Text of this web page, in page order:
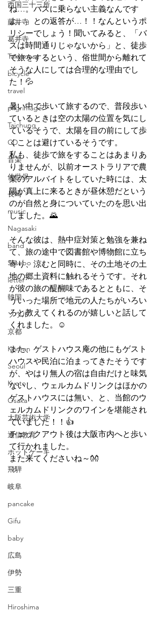
西国三十三所
藤井寺
葛井寺
Taiwanese
bicycle
travel
pilgrimage
Taichung
CD
音楽
佐世保
長崎
music
Nagasaki
band
Sasebo
letter
韓国
ソウル
京都
Korean
Seoul
Kyoto
Osaka
大阪芸術大学
通信教育
ホットケーキ
飛騨
岐阜
pancake
Gifu
baby
広島
伊勢
三重
Hiroshima
ね…。バスに乗らない主義なんです
よ。」との返答が…！！なんというポ
リシーでしょう！聞いてみると、「バ
スは時間通りじゃないから」と、徒歩
で旅をするという、俗世間から離れて
そうな人にしては合理的な理由でし
た！💦
暑い中で歩いて旅するので、普段歩い
ているときは空の太陽の位置を気にし
ているそうで、太陽を目の前にして歩
くことは避けているそうです。
私も、徒歩で旅をすることはあまりあ
りませんが、以前オーストラリアで農
業のアルバイトをしていた時には、太
陽が真上に来るときが昼休憩だという
のが自然と身についていたのを思い出
しました。🌄
そんな彼は、熱中症対策と勉強を兼ね
て、旅の途中で図書館や博物館に立ち
寄り、涼むと同時に、その土地その土
地の郷土資料に触れるそうです。それ
が彼の旅の醍醐味であるとともに、そ
ういった場所で地元の人たちがいろい
ろと教えてくれるのが嬉しいと話して
くれました。☺
また、ゲストハウス庵の他にもゲスト
ハウスや民泊に泊まってきたそうです
が、やはり無人の宿は自由だけと味気
ないし、ウェルカムドリンクはほかの
ゲストハウスには無い、と、当館のウ
ェルカムドリンクのワインを堪能され
ていました！！👍
チェックアウト後は大阪市内へと歩い
て行かれました。
また来てくださいね～👐